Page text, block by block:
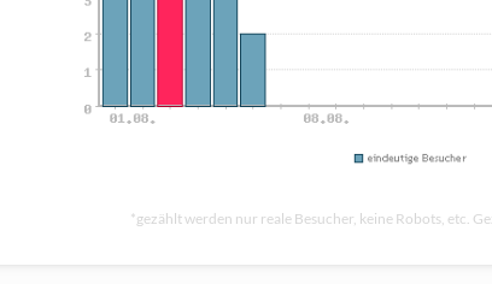
*gezählt werden nur reale Besucher, keine Robots, etc.